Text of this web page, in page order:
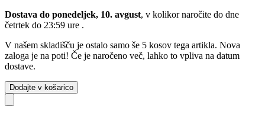
Dostava do ponedeljek, 10. avgust, v kolikor naročite do dne
četrtek do 23:59 ure .
V našem skladišču je ostalo samo še 5 kosov tega artikla. Nova
zaloga je na poti! Če je naročeno več, lahko to vpliva na datum
dostave.
Dodajte v košarico